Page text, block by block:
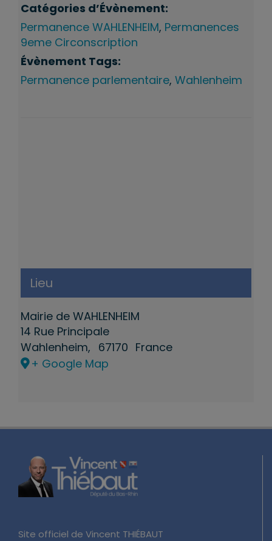
Catégories d’Évènement:
Permanence WAHLENHEIM, Permanences
9eme Circonscription
Évènement Tags:
Permanence parlementaire,Wahlenheim
Lieu
Mairie de WAHLENHEIM
14 Rue Principale
Wahlenheim, 67170 France
+ Google Map
Site officiel de Vincent THIÉBAUT